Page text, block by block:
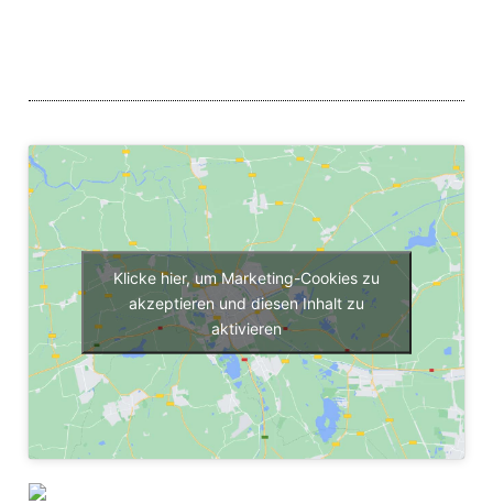
Klicke hier, um Marketing-Cookies zu
akzeptieren und diesen Inhalt zu
aktivieren